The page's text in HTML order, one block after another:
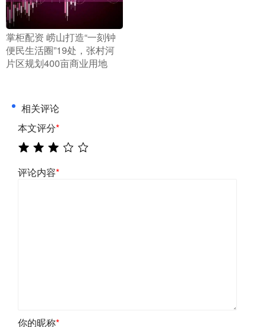
​掌柜配资 崂山打造“一刻钟
便民生活圈”19处，张村河
片区规划400亩商业用地
相关评论
本文评分*
评论内容*
你的昵称*